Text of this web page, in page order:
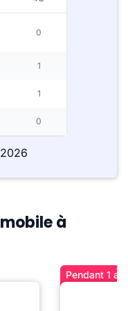
0
1
1
0
à
Pendant 1